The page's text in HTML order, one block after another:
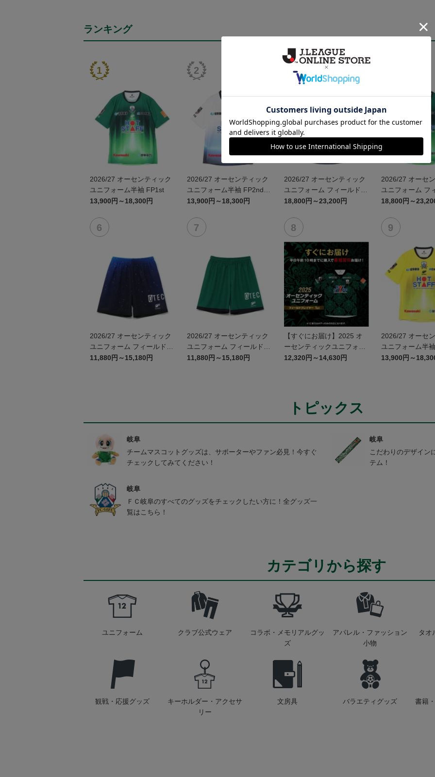
ランキング
2026/27 オーセンティック
ユニフォーム半袖 FP1st
13,900円～18,300円
2026/27 オーセンティック
ユニフォーム半袖 FP2nd~
岐阜かかみがはら航空宇宙
~
13,900円～18,300円
2026/27 オーセンティック
ユニフォーム フィールドプ
レイヤー 2nd 長袖 ~岐阜か
コラボユニフォーム~
18,800円～23,200円
2026/27 オーセ
ユニフォーム フィールドプ
レイヤー 1st 長袖
18,800円～
2026/27 オーセンティック
ユニフォーム フィールドプ
レイヤー 2nd パンツ ~岐阜
11,880円～15,180円
2026/27 オーセンティック
ユニフォーム フィールドプ
レイヤー 1st パンツ
11,880円～15,180円
【すぐにお届け】2025 オ
ーセンティックユニフォー
ム FP1st
12,320円～14,630円
2026/27 オーセ
ユニフォーム半
13,900円～
トピックス
岐阜
チームマスコットグッズは、サポーターやファン必見！今すぐ
チェックしてみてください！
岐阜
こだわりのデザイン
テム！
岐阜
ＦＣ岐阜のすべてのグッズをチェックしたい方に！全グッズ一
覧はこちら！
カテゴリから探す
ユニフォーム クラブ公式ウェア
コラボ・メモリアルグッ
ズ
アパレル・ファッション
小物
タオ
観戦・応援グッズ
キーホルダー・アクセサ
リー
文房具 バラエティグッズ 書籍